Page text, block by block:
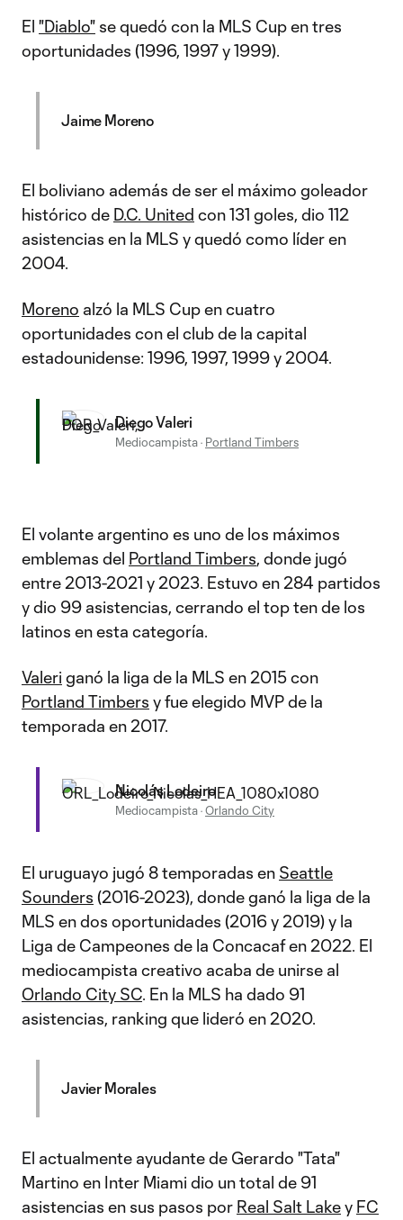
El "Diablo" se quedó con la MLS Cup en tres
oportunidades (1996, 1997 y 1999).
Jaime Moreno
El boliviano además de ser el máximo goleador
histórico de D.C. United con 131 goles, dio 112
asistencias en la MLS y quedó como líder en
2004.
Moreno alzó la MLS Cup en cuatro
oportunidades con el club de la capital
estadounidense: 1996, 1997, 1999 y 2004.
Diego Valeri
Mediocampista· Portland Timbers
El volante argentino es uno de los máximos
emblemas del Portland Timbers, donde jugó
entre 2013-2021 y 2023. Estuvo en 284 partidos
y dio 99 asistencias, cerrando el top ten de los
latinos en esta categoría.
Valeri ganó la liga de la MLS en 2015 con
Portland Timbers y fue elegido MVP de la
temporada en 2017.
Nicolás Lodeiro
Mediocampista·Orlando City
El uruguayo jugó 8 temporadas en Seattle
Sounders (2016-2023), donde ganó la liga de la
MLS en dos oportunidades (2016 y 2019) y la
Liga de Campeones de la Concacaf en 2022. El
mediocampista creativo acaba de unirse al
Orlando City SC. En la MLS ha dado 91
asistencias, ranking que lideró en 2020.
Javier Morales
El actualmente ayudante de Gerardo "Tata"
Martino en Inter Miami dio un total de 91
asistencias en sus pasos por Real Salt Lakey FC